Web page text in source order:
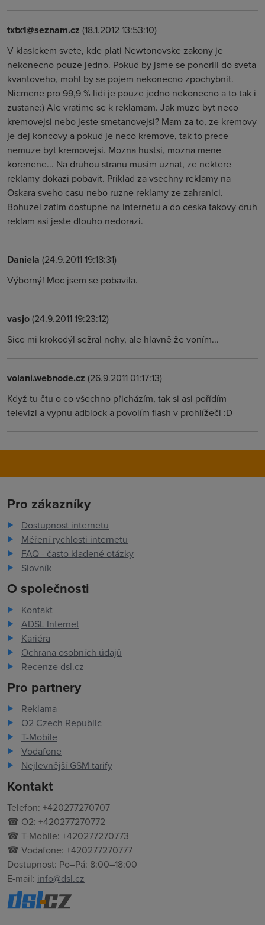
txtx1@seznam.cz (18.1.2012 13:53:10)
V klasickem svete, kde plati Newtonovske zakony je
nekonecno pouze jedno. Pokud by jsme se ponorili do sveta
kvantoveho, mohl by se pojem nekonecno zpochybnit.
Nicmene pro 99,9 % lidi je pouze jedno nekonecno a to tak i
zustane:) Ale vratime se k reklamam. Jak muze byt neco
kremovejsi nebo jeste smetanovejsi? Mam za to, ze kremovy
je dej koncovy a pokud je neco kremove, tak to prece
nemuze byt kremovejsi. Mozna hustsi, mozna mene
korenene... Na druhou stranu musim uznat, ze nektere
reklamy dokazi pobavit. Priklad za vsechny reklamy na
Oskara sveho casu nebo ruzne reklamy ze zahranici.
Bohuzel zatim dostupne na internetu a do ceska takovy druh
reklam asi jeste dlouho nedorazi.
Daniela (24.9.2011 19:18:31)
Výborný! Moc jsem se pobavila.
vasjo(24.9.2011 19:23:12)
Sice mi krokodýl sežral nohy, ale hlavně že voním...
volani.webnode.cz (26.9.2011 01:17:13)
Když tu čtu o co všechno přicházím, tak si asi pořídím
televizi a vypnu adblock a povolím flash v prohlížeči :D
Pro zákazníky
Dostupnost internetu
Měření rychlosti internetu
FAQ - často kladené otázky
Slovník
O společnosti
Kontakt
ADSL Internet
Kariéra
Ochrana osobních údajů
Recenze dsl.cz
Pro partnery
Reklama
O2 Czech Republic
T-Mobile
Vodafone
Nejlevnější GSM tarify
Kontakt
Telefon: +420277270707
☎ O2: +420277270772
☎ T-Mobile: +420277270773
☎ Vodafone: +420277270777
Dostupnost: Po–Pá: 8:00–18:00
E-mail: info@dsl.cz